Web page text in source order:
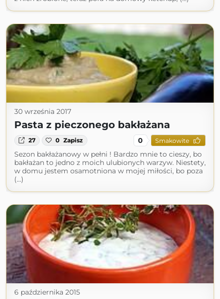
30 września 2017
Pasta z pieczonego bakłażana
27 0 Zapisz 0 Smakowite
Sezon bakłażanowy w pełni ! Bardzo mnie to cieszy, bo
bakłażan to jedno z moich ulubionych warzyw. Niestety,
w domu jestem osamotniona w mojej miłości, bo poza
(...)
6 października 2015